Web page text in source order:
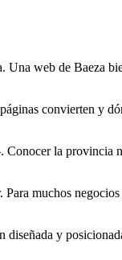
web de Baeza
convierten y
la provincia
muchos
y